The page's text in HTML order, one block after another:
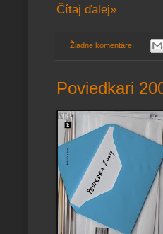
Čítaj ďalej»
Žiadne komentáre:
Poviedkari